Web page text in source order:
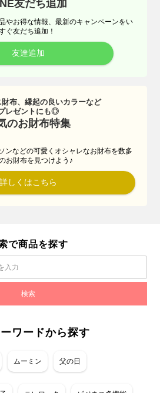
友だち追加
やお得な情報、最新のキャンペーンをい
ぐ友だち追加！
友達追加
布、縁起の良いカラーなど
レゼントにも◎
のお財布特集
ンなどの可愛くオシャレなお財布を数多
お財布を見つけよう♪
詳しくはこちら
で商品を探す
ワードから探す
ムーミン 父の日